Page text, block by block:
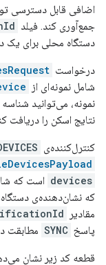
اضافی قابل دسترسی
جمع‌آوری کند. فیلد
دستگاه محلی برای یک
درخواست
شامل نمونه‌ای از
نمونه، می‌توانید
نتایج اسکن را دریافت
کنترل‌کننده‌ی
devices است که
که نشان‌دهنده‌ی
مقادیر
پاسخ SYNC مطابقت
قطعه کد زیر نشان